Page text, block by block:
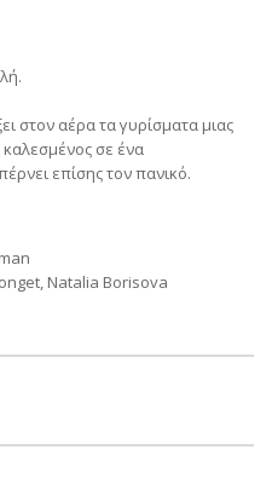
στον αέρα τα γυρίσματα μιας
καλεσμένος σε ένα
επίσης τον πανικό.
Natalia Borisova